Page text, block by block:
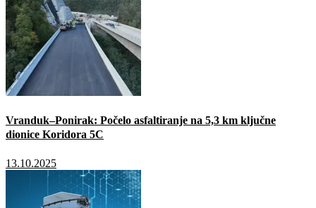
Vranduk–Ponirak: Počelo asfaltiranje na 5,3 km ključne
dionice Koridora 5C
13.10.2025